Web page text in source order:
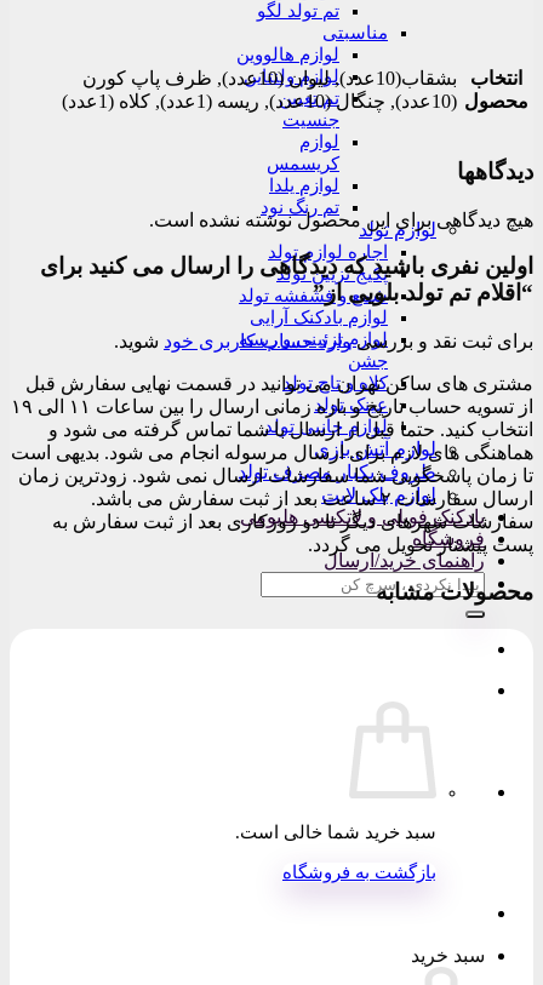
تم تولد لگو
مناسبتی
لوازم هالووین
لوازم ولنتاین
تم تعیین
جنسیت
لوازم
کریسمس
لوازم یلدا
تم رنگ نود
لوازم تولد
اجاره لوازم تولد
پکیج تزیین تولد
شمع و فشفشه تولد
لوازم بادکنک آرایی
لوازم تزئینی و ریسه
جشن
کلاه و تاج تولد
عینک تولد
لوازم جانبی تولد
لوازم آتش بازی
ظروف یکبار مصرف تولد
لوازم بلک لایت
بادکنک فویلی و لاتکسی هلیومی
فروشگاه
راهنمای خرید/ارسال
جستجو
برای:
سبد خرید شما خالی است.
بازگشت به فروشگاه
سبد خرید
انتخاب
محصول
بشقاب(10عدد), لیوان (10عدد), ظرف پاپ کورن
(10عدد), چنگال (10عدد), ریسه (1عدد), کلاه (1عدد)
دیدگاهها
هیچ دیدگاهی برای این محصول نوشته نشده است.
اولین نفری باشید که دیدگاهی را ارسال می کنید برای
“اقلام تم تولد بلویی از”
برای ثبت نقد و بررسیوارد حساب کاربری خود شوید.
مشتری های ساکن تهران می توانید در قسمت نهایی سفارش قبل
از تسویه حساب تاریخ و بازه زمانی ارسال را بین ساعات ۱۱ الی ۱۹
انتخاب کنید. حتما قبل از ارسال با شما تماس گرفته می شود و
هماهنگی های لازم برای ارسال مرسوله انجام می شود. بدیهی است
تا زمان پاسخگویی شما سفارشات ارسال نمی شود. زودترین زمان
ارسال سفارشات ۲ ساعت بعد از ثبت سفارش می باشد.
سفارشات شهرهای دیگر تا دو روزکاری بعد از ثبت سفارش به
پست پیشتاز تحویل می گردد.
محصولات مشابه